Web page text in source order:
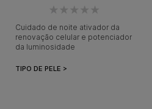
Cuidado de noite ativador da
renovação celular e potenciador
da luminosidade
TIPO DE PELE >